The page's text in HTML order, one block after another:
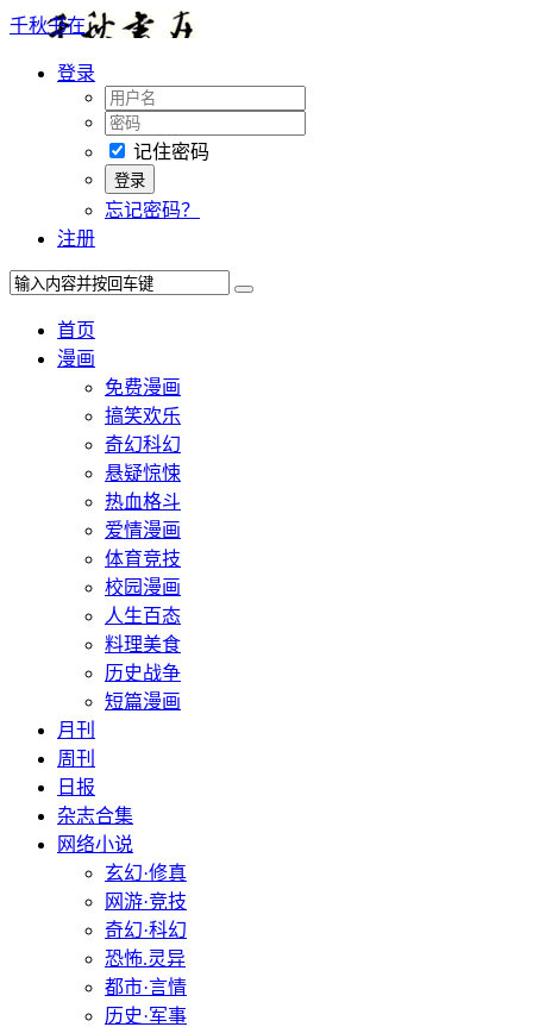
千秋书在
登录
记住密码
忘记密码？
注册
首页
漫画
免费漫画
搞笑欢乐
奇幻科幻
悬疑惊悚
热血格斗
爱情漫画
体育竞技
校园漫画
人生百态
料理美食
历史战争
短篇漫画
月刊
周刊
日报
杂志合集
网络小说
玄幻·修真
网游·竞技
奇幻·科幻
恐怖.灵异
都市·言情
历史·军事